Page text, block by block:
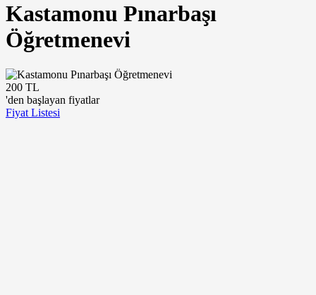
Kastamonu Pınarbaşı
Öğretmenevi
200 TL
'den başlayan fiyatlar
Fiyat Listesi